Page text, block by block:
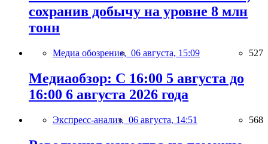
сохранив добычу на уровне 8 млн
тонн
Медиа обозрение, 06 августа, 15:09 527
Медиаобзор: С 16:00 5 августа до
16:00 6 августа 2026 года
Экспресс-анализ, 06 августа, 14:51 568